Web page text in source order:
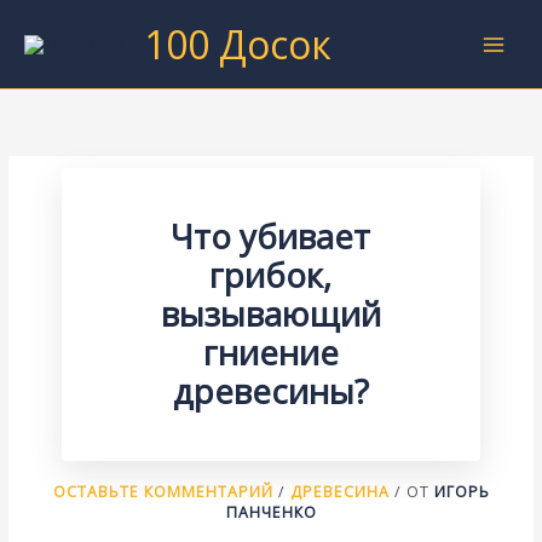
100 Досок
Что убивает
грибок,
вызывающий
гниение
древесины?
ОСТАВЬТЕ КОММЕНТАРИЙ / ДРЕВЕСИНА/ ОТ ИГОРЬ
ПАНЧЕНКО